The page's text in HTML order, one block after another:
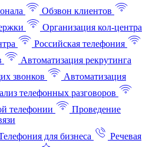
Обзвон клиентов
Организация кол-центра
Российская телефония
Автоматизация рекрутинга
звонков
Автоматизация
телефонных разговоров
телефонии
Проведение
для бизнеса
Речевая